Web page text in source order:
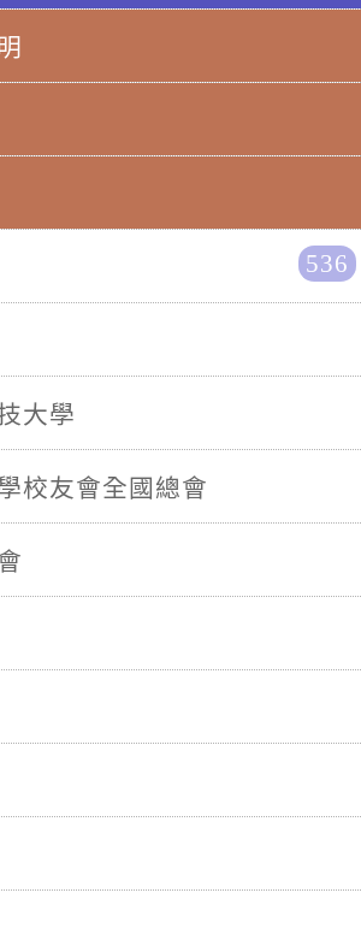
536
大學
校友會全國總會